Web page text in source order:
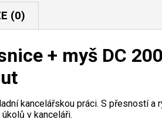
(0)
+ myš DC
kancelářskou práci. S přesností
v kanceláři.